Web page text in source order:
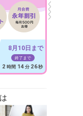
8月10日まで
終了まで
2 時間 14 分 25 秒